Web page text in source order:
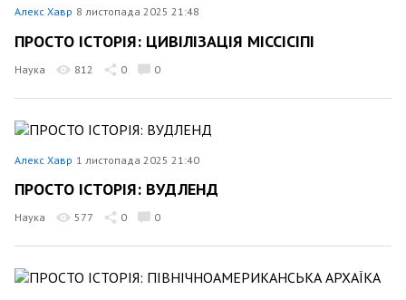
Алекс Хавр 8 листопада 2025 21:48
ПРОСТО ІСТОРІЯ: ЦИВІЛІЗАЦІЯ МІССІСІПІ
Наука 812 0 0
Алекс Хавр 1 листопада 2025 21:40
ПРОСТО ІСТОРІЯ: ВУДЛЕНД
Наука 577 0 0